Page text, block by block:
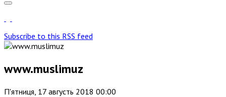
Subscribe to this RSS feed
www.muslimuz
П'ятниця, 17 августь 2018 00:00